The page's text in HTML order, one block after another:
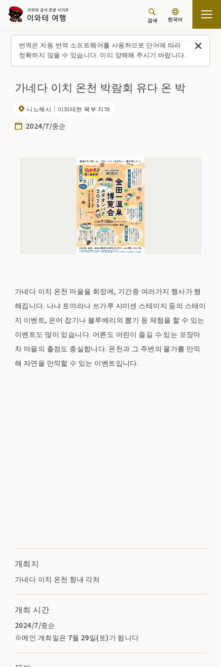
번역은 자동 번역 소프트웨어를 사용하므로 단어에 따라
정확하지 않을 수 있습니다. 미리 양해해 주시기 바랍니다.
검색 한국어
가네다 이치 온천 박람회 유다 온 박
니노헤시 이와테현 북부 지역
2024/7/중순
가네다 이치 온천 마을을 회장에, 기간중 여러가지 행사가 행
해집니다. 나냐 토야라나 쓰가루 샤미센 스테이지 등의 스테이
지 이벤트, 은어 잡기나 블루베리의 뽑기 등 체험을 할 수 있는
이벤트도 많이 있습니다. 어른도 어린이 즐길 수 있는 포장마
차 마을의 출점도 충실합니다. 온천과 그 주변의 물가를 만끽
해 자연을 만끽할 수 있는 이벤트입니다.
개최지
가네다 이치 온천 향내 각처
개최 시간
2024/7/중순
※메인 개최일은 7월 29일(토)가 됩니다